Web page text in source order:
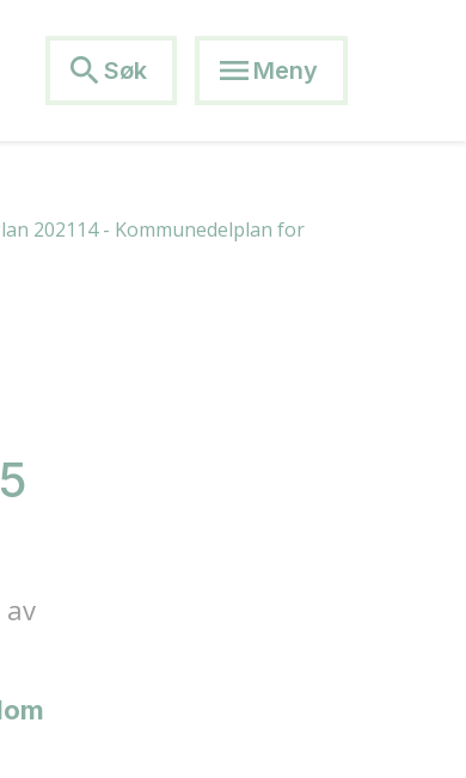
search Søk menu Meny
202114 - Kommunedelplan for